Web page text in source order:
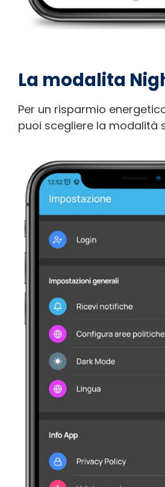
La modalita
Per un risparmio
puoi scegliere la modalità